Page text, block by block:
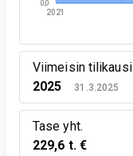
2021
0,0
Viimeisin tilikausi
2025
31.3.2025
Tase yht.
229,6 t. €